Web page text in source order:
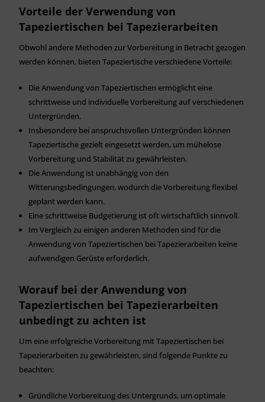
Vorteile der Verwendung von
Tapeziertischen bei Tapezierarbeiten
Obwohl andere Methoden zur Vorbereitung in Betracht gezogen
werden können, bieten Tapeziertische verschiedene Vorteile:
Die Anwendung von Tapeziertischen ermöglicht eine
schrittweise und individuelle Vorbereitung auf verschiedenen
Untergründen.
Insbesondere bei anspruchsvollen Untergründen können
Tapeziertische gezielt eingesetzt werden, um mühelose
Vorbereitung und Stabilität zu gewährleisten.
Die Anwendung ist unabhängig von den
Witterungsbedingungen, wodurch die Vorbereitung flexibel
geplant werden kann.
Eine schrittweise Budgetierung ist oft wirtschaftlich sinnvoll.
Im Vergleich zu einigen anderen Methoden sind für die
Anwendung von Tapeziertischen bei Tapezierarbeiten keine
aufwendigen Gerüste erforderlich.
Worauf bei der Anwendung von
Tapeziertischen bei Tapezierarbeiten
unbedingt zu achten ist
Um eine erfolgreiche Vorbereitung mit Tapeziertischen bei
Tapezierarbeiten zu gewährleisten, sind folgende Punkte zu
beachten:
Gründliche Vorbereitung des Untergrunds, um optimale